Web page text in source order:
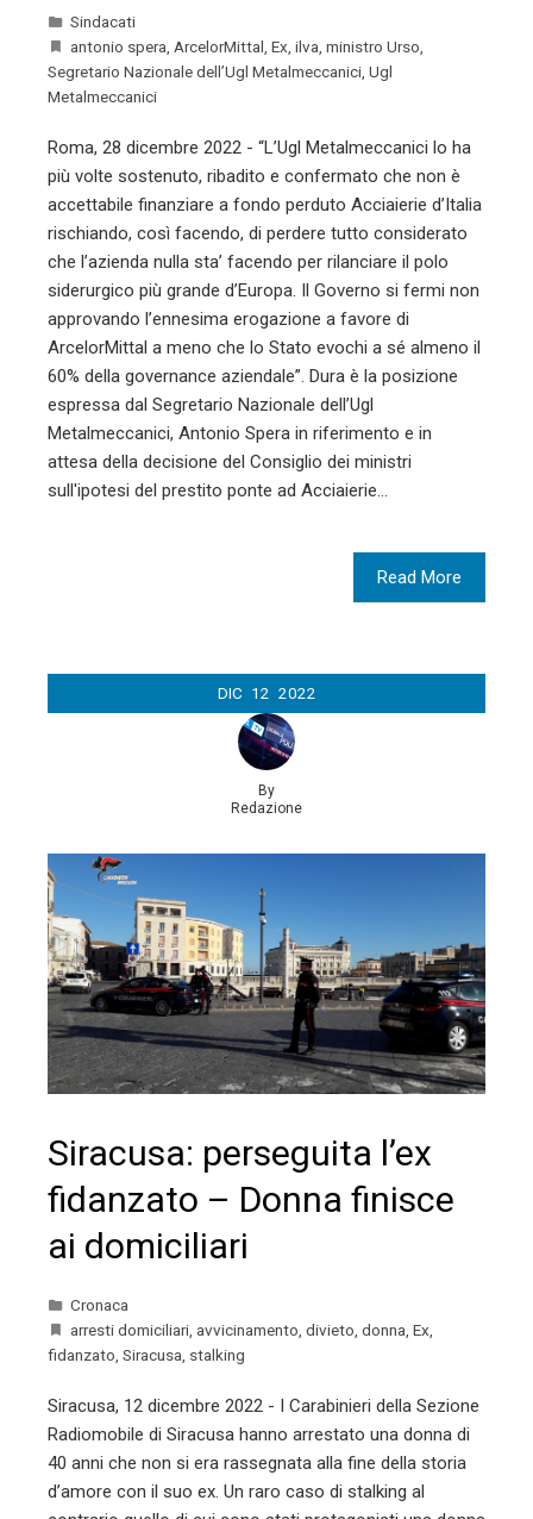
Sindacati
antonio spera ArcelorMittal Ex ilva ministro Urso
Segretario Nazionale dell’Ugl Metalmeccanici Ugl
Metalmeccanici
Roma, 28 dicembre 2022 - “L’Ugl Metalmeccanici lo ha
più volte sostenuto, ribadito e confermato che non è
accettabile finanziare a fondo perduto Acciaierie d’Italia
rischiando, così facendo, di perdere tutto considerato
che l’azienda nulla sta’ facendo per rilanciare il polo
siderurgico più grande d’Europa. Il Governo si fermi non
approvando l’ennesima erogazione a favore di
ArcelorMittal a meno che lo Stato evochi a sé almeno il
60% della governance aziendale”. Dura è la posizione
espressa dal Segretario Nazionale dell’Ugl
Metalmeccanici, Antonio Spera in riferimento e in
attesa della decisione del Consiglio dei ministri
sull'ipotesi del prestito ponte ad Acciaierie…
Read More
DIC 12 2022
By
Redazione
Siracusa: perseguita l’ex
fidanzato – Donna finisce
ai domiciliari
Cronaca
arresti domiciliari avvicinamento divieto donna Ex
fidanzato Siracusa stalking
Siracusa, 12 dicembre 2022 - I Carabinieri della Sezione
Radiomobile di Siracusa hanno arrestato una donna di
40 anni che non si era rassegnata alla fine della storia
d’amore con il suo ex. Un raro caso di stalking al